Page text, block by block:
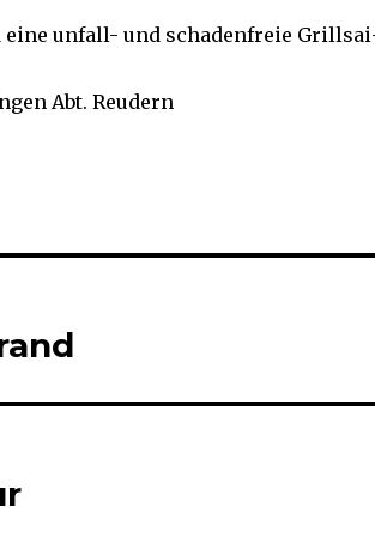
ei­ne un­fall- und scha­den­freie
Abt. Reudern